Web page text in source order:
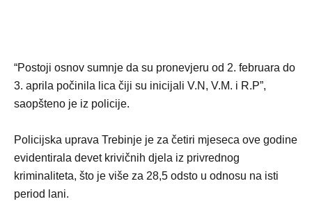
“Postoji osnov sumnje da su pronevjeru od 2. februara do
3. aprila počinila lica čiji su inicijali V.N, V.M. i R.P”,
saopšteno je iz policije.
Policijska uprava Trebinje je za četiri mjeseca ove godine
evidentirala devet krivičnih djela iz privrednog
kriminaliteta, što je više za 28,5 odsto u odnosu na isti
period lani.